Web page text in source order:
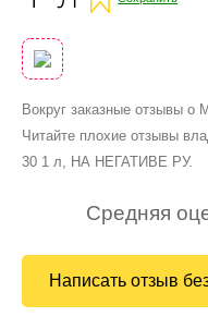
Вокруг заказные отзывы о
Читайте плохие отзывы
30 1 л, НА НЕГАТИВЕ РУ.
Средняя
Написать отзыв